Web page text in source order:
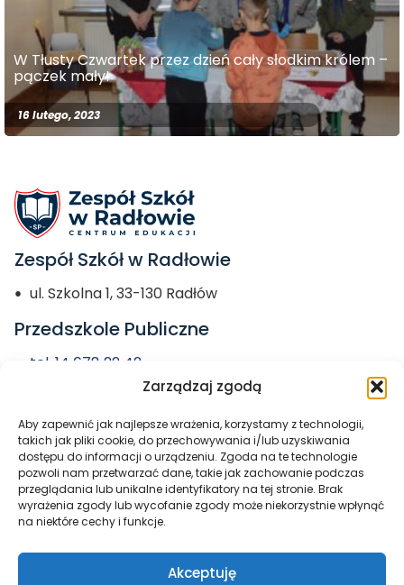
Zarządzaj zgodą
Aby zapewnić jak najlepsze wrażenia, korzystamy z technologii,
takich jak pliki cookie, do przechowywania i/lub uzyskiwania
dostępu do informacji o urządzeniu. Zgoda na te technologie
pozwoli nam przetwarzać dane, takie jak zachowanie podczas
przeglądania lub unikalne identyfikatory na tej stronie. Brak
wyrażenia zgody lub wycofanie zgody może niekorzystnie wpłynąć
na niektóre cechy i funkcje.
Akceptuję
W Tłusty Czwartek przez dzień cały słodkim królem –
pączek mały!
16 lutego, 2023
Zespół Szkół w Radłowie
ul. Szkolna 1, 33-130 Radłów
Przedszkole Publiczne
tel. 14 678 22 42
przedszkole@zs-radlow.pl
Miasto i Gmina
Radłów